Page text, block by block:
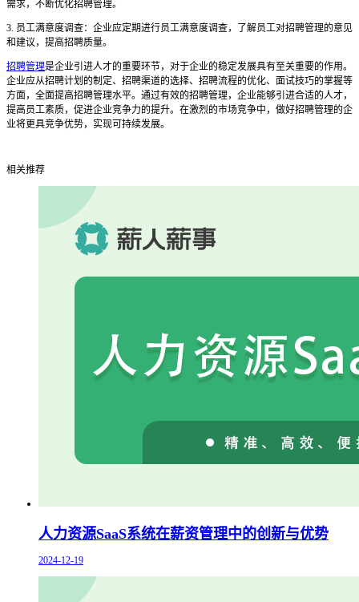
需求，不断优化招聘管理。
3. 员工满意度调查：企业应定期进行员工满意度调查，了解员工对招聘管理的意见
和建议，提高招聘质量。
招聘管理是企业引进人才的重要环节，对于企业的稳定发展具有至关重要的作用。
企业应从招聘计划的制定、招聘渠道的选择、招聘流程的优化、面试技巧的掌握等
方面，全面提高招聘管理水平。通过有效的招聘管理，企业能够引进合适的人才，
提高员工素质，促进企业竞争力的提升。在激烈的市场竞争中，做好招聘管理的企
业将更具竞争优势，实现可持续发展。
相关推荐
人力资源SaaS系统在薪资管理中的创新与优势
2024-12-19